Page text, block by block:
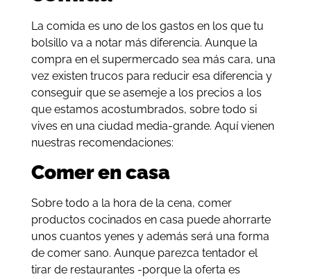
La comida es uno de los gastos en los que tu
bolsillo va a notar más diferencia. Aunque la
compra en el supermercado sea más cara, una
vez existen trucos para reducir esa diferencia y
conseguir que se asemeje a los precios a los
que estamos acostumbrados, sobre todo si
vives en una ciudad media-grande. Aquí vienen
nuestras recomendaciones:
Comer en casa
Sobre todo a la hora de la cena, comer
productos cocinados en casa puede ahorrarte
unos cuantos yenes y además será una forma
de comer sano. Aunque parezca tentador el
tirar de restaurantes -porque la oferta es